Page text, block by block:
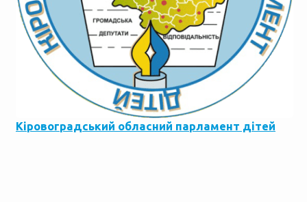
Кіровоградський обласний парламент дітей